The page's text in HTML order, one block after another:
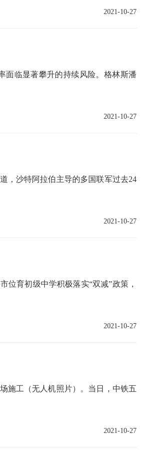
2021-10-27
面临显著攀升的持续风险。格林斯潘
2021-10-27
，沙特阿拉伯主导的多国联军过去24
2021-10-27
位育初级中学积极落实“双减”政策，
2021-10-27
施工（无人机照片）。当日，中铁五
2021-10-27